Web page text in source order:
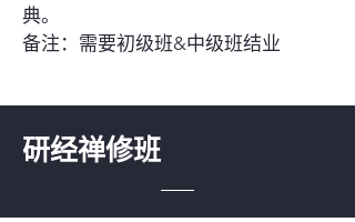
典。
备注：需要初级班&中级班结业
研经禅修班